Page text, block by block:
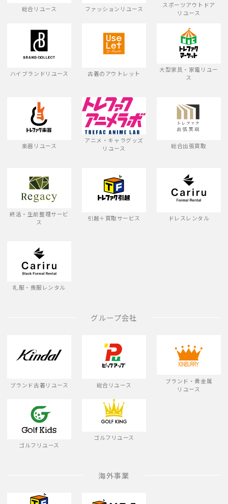
総合リユース ファッションリユース
スポーツアウトドア
リユース
ハイブランドリユース 古着のアウトレット
大型家具・家電リユー
ス
楽器リユース
アニメ・キャラグッズ
リユース
総合出張買取
終活・生前整理サービ
ス
引越＋買取サービス ドレスレンタル
礼服・喪服レンタル
グループ会社
ブランド古着リユース 総合リユース
ブランド・貴金属
リユース
ゴルフリユース
ゴルフリユース
海外事業